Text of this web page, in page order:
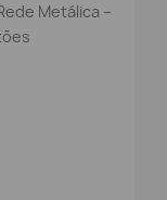
Metálica –